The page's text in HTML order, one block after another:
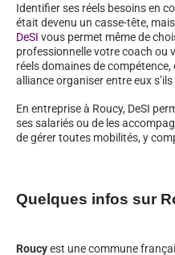
Identifier ses réels besoins en
était devenu un casse-tête,
DeSI vous permet même de
professionnelle votre coach ou
réels domaines de compétence,
alliance organiser entre eux
En entreprise à Roucy, DeSI
ses salariés ou de les
de gérer toutes mobilités, y
Quelques infos sur
Roucyest une commune